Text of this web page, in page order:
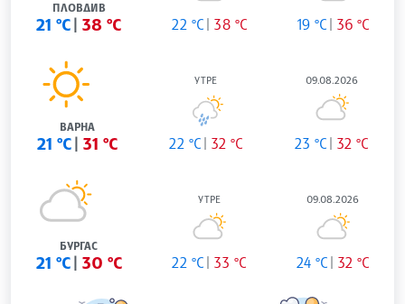
ПЛОВДИВ
21 °C 38 °C 22 °C 38 °C 19 °C 36 °C
ВАРНА
21 °C 31 °C
УТРЕ
22 °C 32 °C
09.08.2026
23 °C 32 °C
БУРГАС
21 °C 30 °C
УТРЕ
22 °C 33 °C
09.08.2026
24 °C 32 °C